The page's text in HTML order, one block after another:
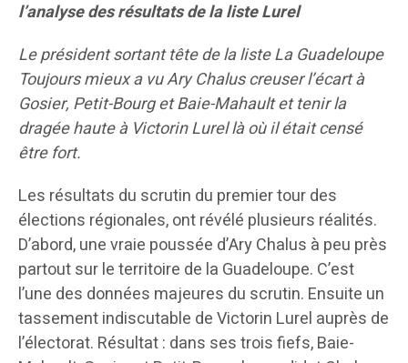
l’analyse des résultats de la liste Lurel
Le président sortant tête de la liste La Guadeloupe
Toujours mieux a vu Ary Chalus creuser l’écart à
Gosier, Petit-Bourg et Baie-Mahault et tenir la
dragée haute à Victorin Lurel là où il était censé
être fort.
Les résultats du scrutin du premier tour des
élections régionales, ont révélé plusieurs réalités.
D’abord, une vraie poussée d’Ary Chalus à peu près
partout sur le territoire de la Guadeloupe. C’est
l’une des données majeures du scrutin. Ensuite un
tassement indiscutable de Victorin Lurel auprès de
l’électorat. Résultat : dans ses trois fiefs, Baie-